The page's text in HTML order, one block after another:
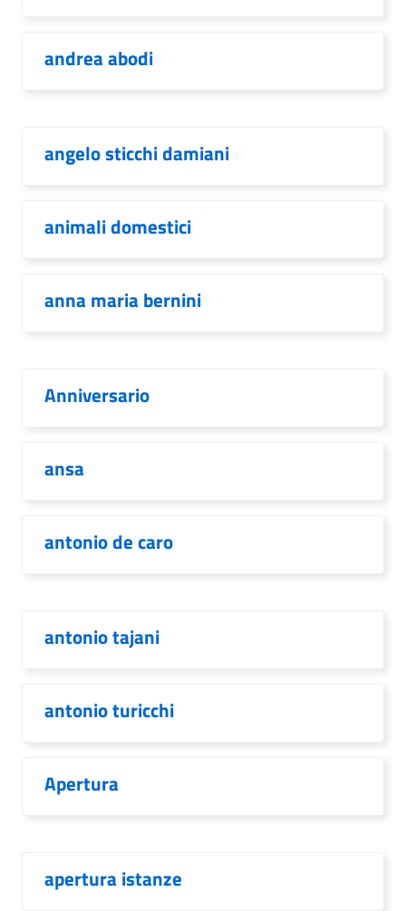
andrea abodi
angelo sticchi damiani
animali domestici
anna maria bernini
Anniversario
ansa
antonio de caro
antonio tajani
antonio turicchi
Apertura
apertura istanze